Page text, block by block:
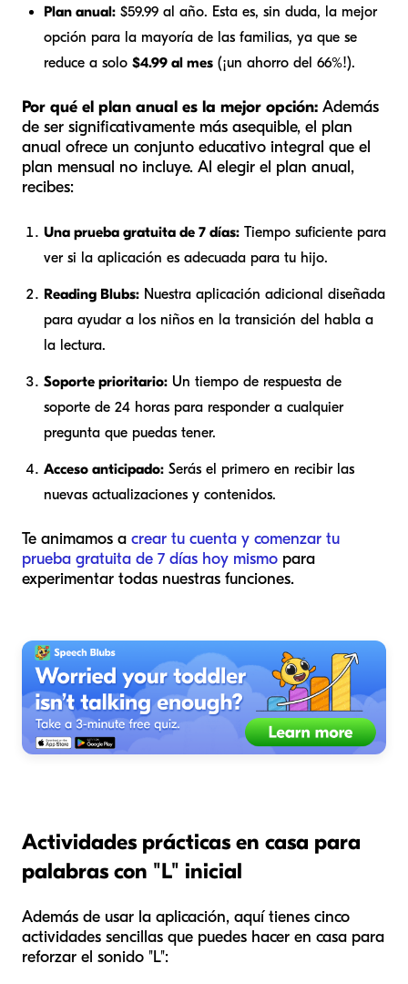
Plan anual: $59.99 al año. Esta es, sin duda, la mejor
opción para la mayoría de las familias, ya que se
reduce a solo $4.99 al mes (¡un ahorro del 66%!).
Por qué el plan anual es la mejor opción: Además
de ser significativamente más asequible, el plan
anual ofrece un conjunto educativo integral que el
plan mensual no incluye. Al elegir el plan anual,
recibes:
Una prueba gratuita de 7 días: Tiempo suficiente para
ver si la aplicación es adecuada para tu hijo.
Reading Blubs: Nuestra aplicación adicional diseñada
para ayudar a los niños en la transición del habla a
la lectura.
Soporte prioritario: Un tiempo de respuesta de
soporte de 24 horas para responder a cualquier
pregunta que puedas tener.
Acceso anticipado: Serás el primero en recibir las
nuevas actualizaciones y contenidos.
Te animamos a crear tu cuenta y comenzar tu
prueba gratuita de 7 días hoy mismo para
experimentar todas nuestras funciones.
Actividades prácticas en casa para
palabras con "L" inicial
Además de usar la aplicación, aquí tienes cinco
actividades sencillas que puedes hacer en casa para
reforzar el sonido "L":